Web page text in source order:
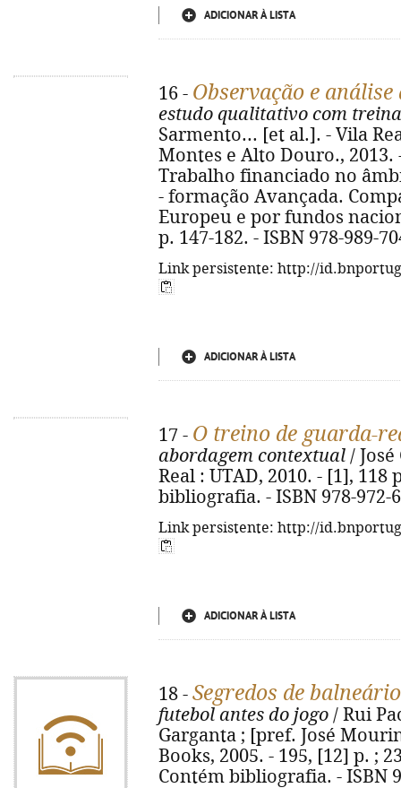
ADICIONAR À LISTA
16 - Observação e
estudo qualitativo com
Sarmento... [et al.]. - Vila
Montes e Alto Douro., 2013.
Trabalho financiado no
- formação Avançada.
Europeu e por fundos
p. 147-182. - ISBN 978-989-
Link persistente: http://
ADICIONAR À LISTA
17 - O treino de guarda-
abordagem contextual /
Real : UTAD, 2010. - [1], 118
bibliografia. - ISBN 978-972-
Link persistente: http://
ADICIONAR À LISTA
18 - Segredos de balneário
futebol antes do jogo / Rui
Garganta ; [pref. José
Books, 2005. - 195, [12] p. ;
Contém bibliografia. - ISBN